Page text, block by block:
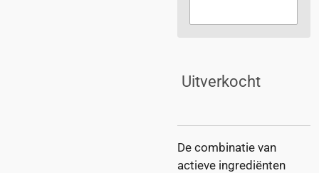
Uitverkocht
De combinatie van
actieve ingrediënten